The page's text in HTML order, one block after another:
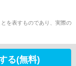
を表すものであり、実際の
る(無料)